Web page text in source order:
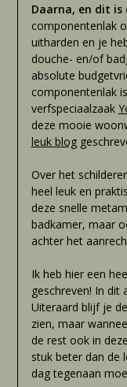
Daarna, en dit is
componentenlak
uitharden en je
douche- en/of
absolute
componentenlak
verfspeciaalzaak
deze mooie
leuk blog
Over het
heel leuk en
deze snelle
badkamer, maar
achter het
Ik heb hier een
geschreven! In dit
Uiteraard blijf je
zien, maar
de rest ook in
stuk beter dan de
dag tegenaan